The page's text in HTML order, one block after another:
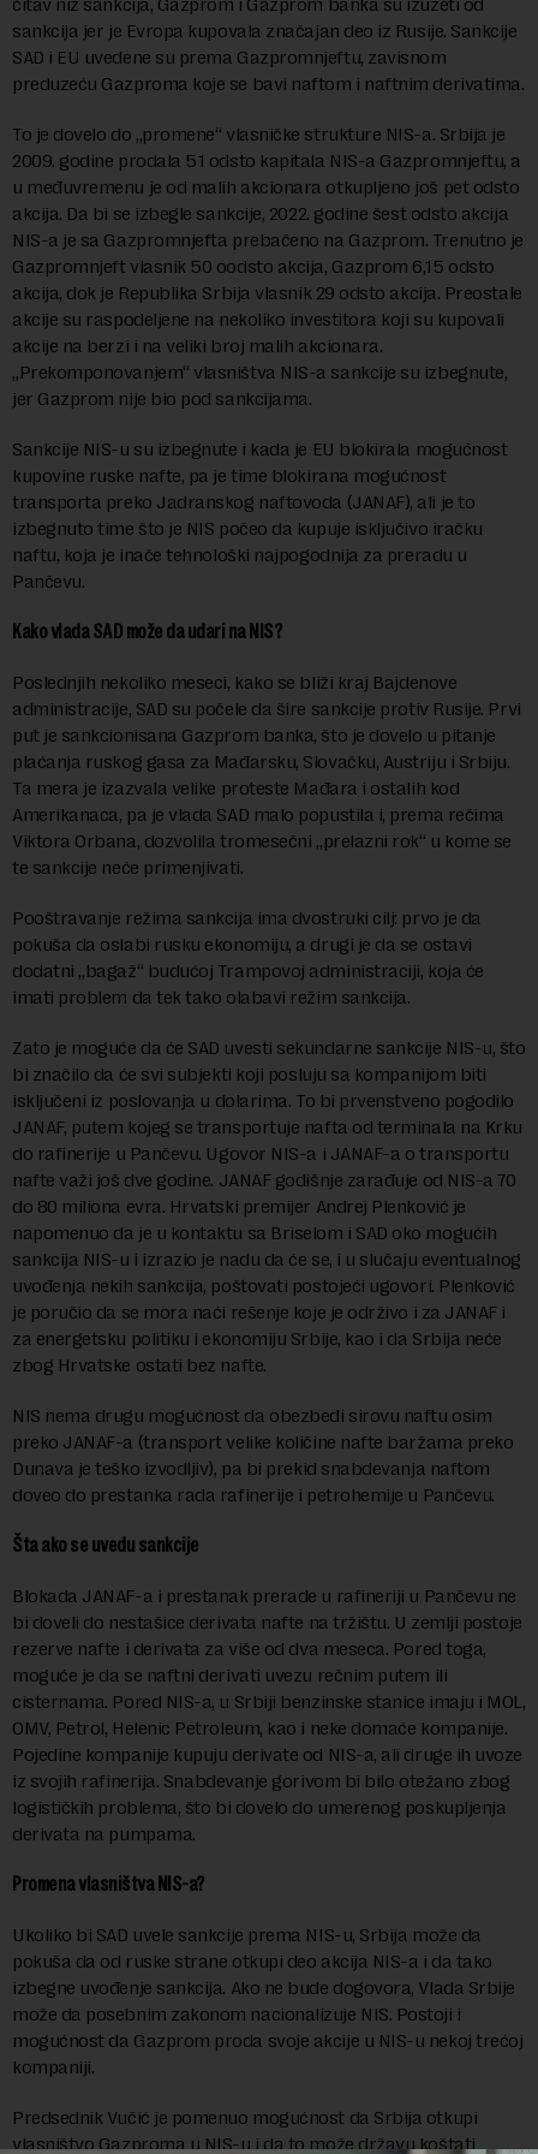
sankcija jer je Evropa kupovala značajan deo iz Rusije. Sankcije
SAD i EU uvedene su prema Gazpromnjeftu, zavisnom
preduzeću Gazproma koje se bavi naftom i naftnim derivatima.
To je dovelo do „promene“ vlasničke strukture NIS-a. Srbija je
2009. godine prodala 51 odsto kapitala NIS-a Gazpromnjeftu, a
u međuvremenu je od malih akcionara otkupljeno još pet odsto
akcija. Da bi se izbegle sankcije, 2022. godine šest odsto akcija
NIS-a je sa Gazpromnjefta prebačeno na Gazprom. Trenutno je
Gazpromnjeft vlasnik 50 oodsto akcija, Gazprom 6,15 odsto
akcija, dok je Republika Srbija vlasnik 29 odsto akcija. Preostale
akcije su raspodeljene na nekoliko investitora koji su kupovali
akcije na berzi i na veliki broj malih akcionara.
„Prekomponovanjem“ vlasništva NIS-a sankcije su izbegnute,
jer Gazprom nije bio pod sankcijama.
Sankcije NIS-u su izbegnute i kada je EU blokirala mogućnost
kupovine ruske nafte, pa je time blokirana mogućnost
transporta preko Jadranskog naftovoda (JANAF), ali je to
izbegnuto time što je NIS počeo da kupuje isključivo iračku
naftu, koja je inače tehnološki najpogodnija za preradu u
Pančevu.
Kako vlada SAD može da udari na NIS?
Poslednjih nekoliko meseci, kako se bliži kraj Bajdenove
administracije, SAD su počele da šire sankcije protiv Rusije. Prvi
put je sankcionisana Gazprom banka, što je dovelo u pitanje
plaćanja ruskog gasa za Mađarsku, Slovačku, Austriju i Srbiju.
Ta mera je izazvala velike proteste Mađara i ostalih kod
Amerikanaca, pa je vlada SAD malo popustila i, prema rečima
Viktora Orbana, dozvolila tromesečni „prelazni rok“ u kome se
te sankcije neće primenjivati.
Pooštravanje režima sankcija ima dvostruki cilj: prvo je da
pokuša da oslabi rusku ekonomiju, a drugi je da se ostavi
dodatni „bagaž“ budućoj Trampovoj administraciji, koja će
imati problem da tek tako olabavi režim sankcija.
Zato je moguće da će SAD uvesti sekundarne sankcije NIS-u, što
bi značilo da će svi subjekti koji posluju sa kompanijom biti
isključeni iz poslovanja u dolarima. To bi prvenstveno pogodilo
JANAF, putem kojeg se transportuje nafta od terminala na Krku
do rafinerije u Pančevu. Ugovor NIS-a i JANAF-a o transportu
nafte važi još dve godine. JANAF godišnje zarađuje od NIS-a 70
do 80 miliona evra. Hrvatski premijer Andrej Plenković je
napomenuo da je u kontaktu sa Briselom i SAD oko mogućih
sankcija NIS-u i izrazio je nadu da će se, i u slučaju eventualnog
uvođenja nekih sankcija, poštovati postojeći ugovori. Plenković
je poručio da se mora naći rešenje koje je održivo i za JANAF i
za energetsku politiku i ekonomiju Srbije, kao i da Srbija neće
zbog Hrvatske ostati bez nafte.
NIS nema drugu mogućnost da obezbedi sirovu naftu osim
preko JANAF-a (transport velike količine nafte baržama preko
Dunava je teško izvodljiv), pa bi prekid snabdevanja naftom
doveo do prestanka rada rafinerije i petrohemije u Pančevu.
Šta ako se uvedu sankcije
Blokada JANAF-a i prestanak prerade u rafineriji u Pančevu ne
bi doveli do nestašice derivata nafte na tržištu. U zemlji postoje
rezerve nafte i derivata za više od dva meseca. Pored toga,
moguće je da se naftni derivati uvezu rečnim putem ili
cisternama. Pored NIS-a, u Srbiji benzinske stanice imaju i MOL,
OMV, Petrol, Helenic Petroleum, kao i neke domaće kompanije.
Pojedine kompanije kupuju derivate od NIS-a, ali druge ih uvoze
iz svojih rafinerija. Snabdevanje gorivom bi bilo otežano zbog
logističkih problema, što bi dovelo do umerenog poskupljenja
derivata na pumpama.
Promena vlasništva NIS-a?
Ukoliko bi SAD uvele sankcije prema NIS-u, Srbija može da
pokuša da od ruske strane otkupi deo akcija NIS-a i da tako
izbegne uvođenje sankcija. Ako ne bude dogovora, Vlada Srbije
može da posebnim zakonom nacionalizuje NIS. Postoji i
mogućnost da Gazprom proda svoje akcije u NIS-u nekoj trećoj
kompaniji.
Predsednik Vučić je pomenuo mogućnost da Srbija otkupi
vlasništvo Gazproma u NIS-u i da to može državu koštati